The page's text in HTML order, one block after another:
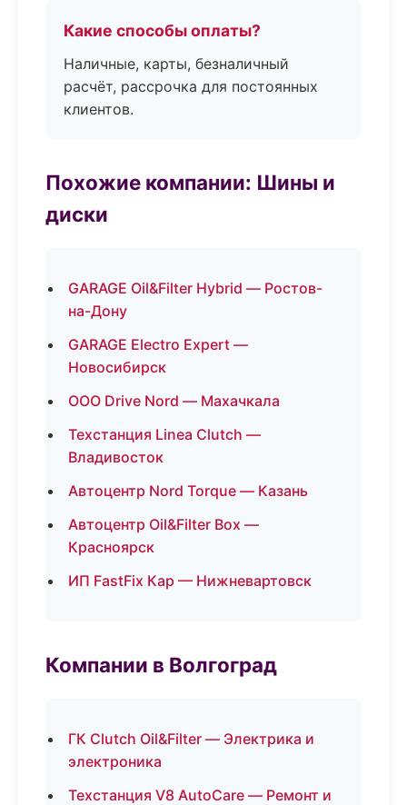
Какие способы оплаты?
Наличные, карты, безналичный
расчёт, рассрочка для постоянных
клиентов.
Похожие компании: Шины и
диски
GARAGE Oil&Filter Hybrid — Ростов-
на-Дону
GARAGE Electro Expert —
Новосибирск
ООО Drive Nord — Махачкала
Техстанция Linea Clutch —
Владивосток
Автоцентр Nord Torque — Казань
Автоцентр Oil&Filter Box —
Красноярск
ИП FastFix Кар — Нижневартовск
Компании в Волгоград
ГК Clutch Oil&Filter — Электрика и
электроника
Техстанция V8 AutoCare — Ремонт и